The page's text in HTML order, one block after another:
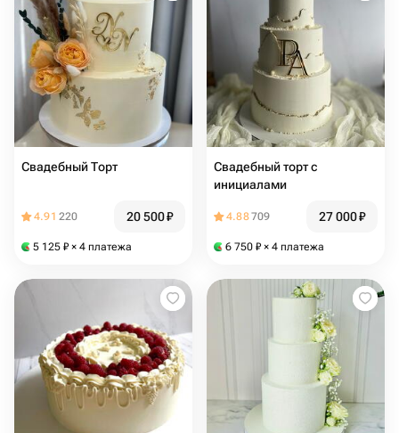
Свадебный Торт
4.91 220 20 500₽
5 125 ₽ × 4 платежа
Свадебный торт с
инициалами
4.88709 27 000₽
6 750 ₽ × 4 платежа